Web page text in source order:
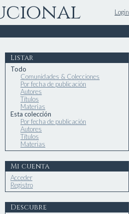
Login
Listar
Todo
Comunidades & Colecciones
Por fecha de publicación
Autores
Títulos
Materias
Esta colección
Por fecha de publicación
Autores
Títulos
Materias
Mi cuenta
Acceder
Registro
Descubre